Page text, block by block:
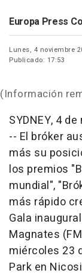
Europa Press
Lunes, 4 noviembre
Publicado: 17:53
(Información
SYDNEY, 4 de
-- El bróker
más su
los premios
mundial",
más rápido
Gala
Magnates
miércoles 23
Park en